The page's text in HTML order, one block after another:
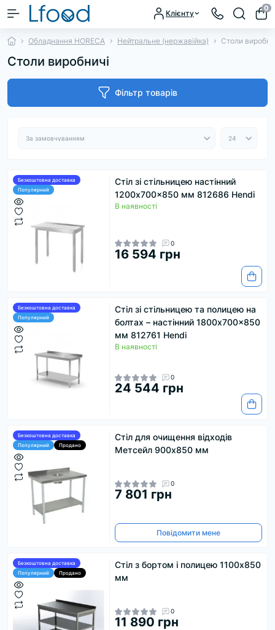
Клієнту
0
Обладнання HORECA Нейтральне (нержавійка) Столи
Столи виробничі
Фільтр товарів
Безкоштовна доставка
Популярний
Стіл зі стільницею настінний
1200x700x850 мм 812686 Hendi
В наявності
0
16 594 грн
Безкоштовна доставка
Популярний
Стіл зі стільницею та полицею на
болтах – настінний 1800x700x850
мм 812761 Hendi
В наявності
0
24 544 грн
Безкоштовна доставка
Популярний
Продано
Стіл для очищення відходів
Метсейл 900х850 мм
0
7 801 грн
Повідомити мене
Безкоштовна доставка
Популярний
Продано
Стіл з бортом і полицею 1100х850
мм
0
11 890 грн